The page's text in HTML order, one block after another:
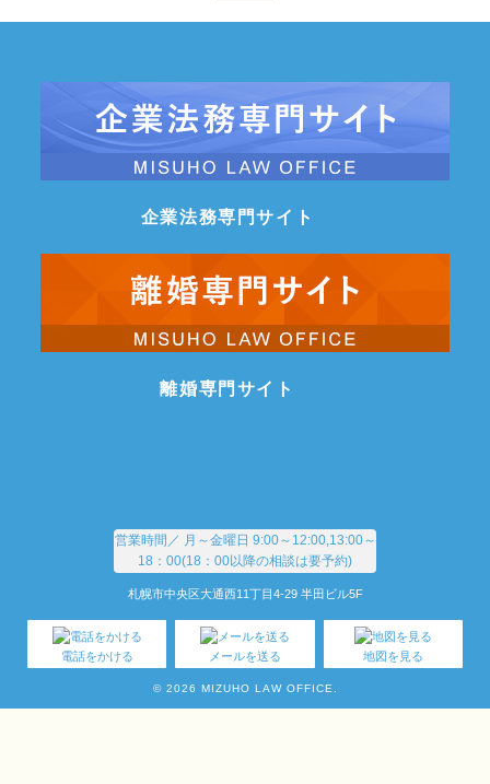
企業法務専門サイト
離婚専門サイト
営業時間／ 月～金曜日 9:00～12:00,13:00～
18：00(18：00以降の相談は要予約)
札幌市中央区大通西11丁目4-29 半田ビル5F
電話をかける メールを送る 地図を見る
© 2026 MIZUHO LAW OFFICE.